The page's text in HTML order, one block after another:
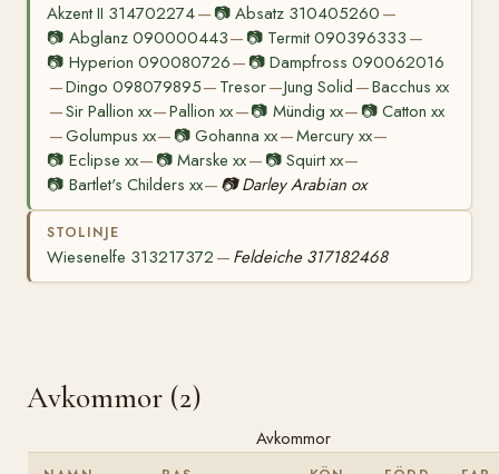
Akzent II 314702274— 📷Absatz 310405260 —
📷 Abglanz 090000443— 📷 Termit 090396333 —
📷 Hyperion 090080726— 📷Dampfross 090062016
—Dingo 098079895— Tresor—Jung Solid —Bacchus xx
—Sir Pallion xx—Pallion xx—📷 Mündig xx— 📷Catton xx
—Golumpus xx— 📷Gohanna xx—Mercury xx—
📷 Eclipse xx— 📷Marske xx— 📷 Squirt xx—
📷 Bartlet's Childers xx— 📷 Darley Arabian ox
STOLINJE
Wiesenelfe 313217372 — Feldeiche 317182468
Avkommor (2)
Avkommor